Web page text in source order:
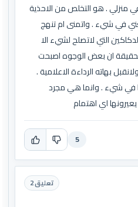
منزلي . هو التخلص من الاحذية
في شيء . واتمنى ام تنهج
التي لاتصلح لشيء الا
ان بعض الوجوه اصبحت
بهاته الرداءة الاعلامية .
في شيء . وانما هي مجرد
اي اهتمام
5
تعليق 2